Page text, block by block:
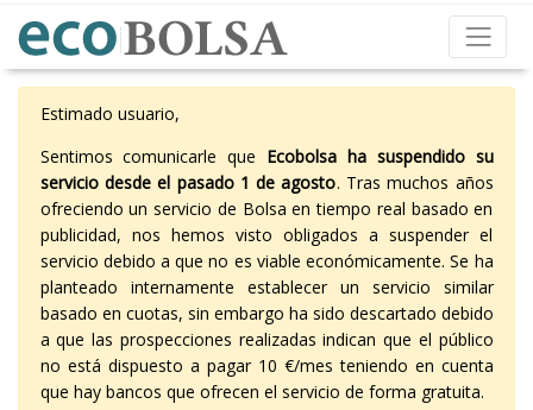
Estimado usuario,
Sentimos comunicarle que Ecobolsa ha suspendido su
servicio desde el pasado 1 de agosto. Tras muchos años
ofreciendo un servicio de Bolsa en tiempo real basado en
publicidad, nos hemos visto obligados a suspender el
servicio debido a que no es viable económicamente. Se ha
planteado internamente establecer un servicio similar
basado en cuotas, sin embargo ha sido descartado debido
a que las prospecciones realizadas indican que el público
no está dispuesto a pagar 10 €/mes teniendo en cuenta
que hay bancos que ofrecen el servicio de forma gratuita.